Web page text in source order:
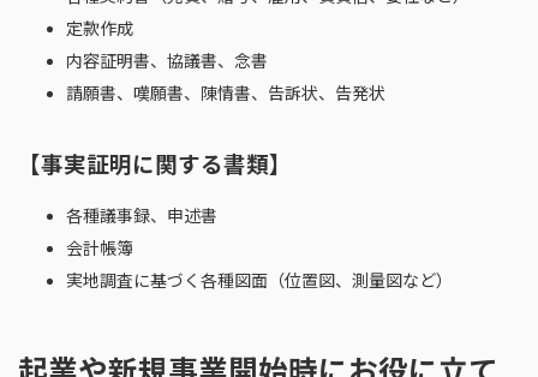
定款作成
内容証明書、協議書、念書
請願書、嘆願書、陳情書、告訴状、告発状
【事実証明に関する書類】
各種議事録、申述書
会計帳簿
実地調査に基づく各種図面（位置図、測量図など）